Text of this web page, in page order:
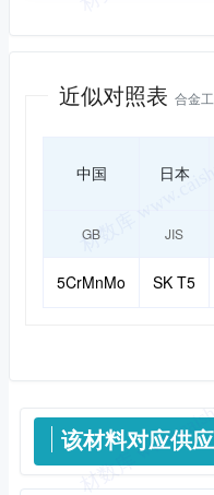
近似对照表 合金
中国 日本
GB JIS
5CrMnMo SK T5
供应信息
该材料对应供